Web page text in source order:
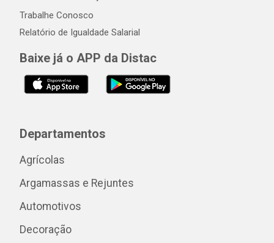
Trabalhe Conosco
Relatório de Igualdade Salarial
Baixe já o APP da Distac
Departamentos
Agrícolas
Argamassas e Rejuntes
Automotivos
Decoração